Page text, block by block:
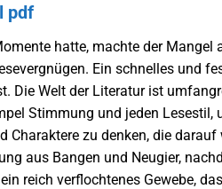
pdf
hatte, machte der
Ein schnelles und
Die Welt der Literatur ist
Stimmung und jeden
Charaktere zu denken, die
aus Bangen und Neugier,
reich verflochtenes Gewebe,